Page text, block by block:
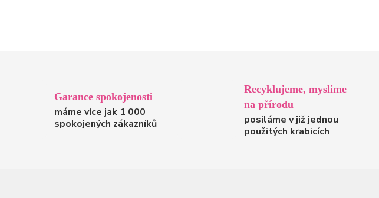
Garance spokojenosti
máme více jak 1 000
spokojených zákazníků
Recyklujeme, myslíme
na přírodu
posíláme v již jednou
použitých krabicích